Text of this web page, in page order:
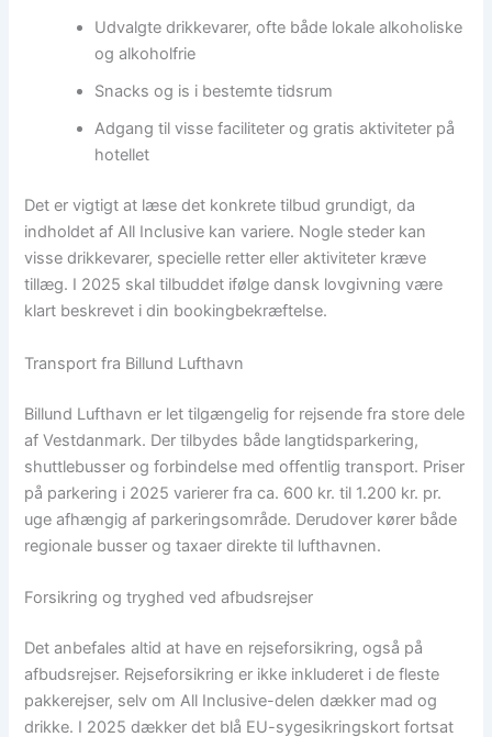
Udvalgte drikkevarer, ofte både lokale alkoholiske
og alkoholfrie
Snacks og is i bestemte tidsrum
Adgang til visse faciliteter og gratis aktiviteter på
hotellet
Det er vigtigt at læse det konkrete tilbud grundigt, da
indholdet af All Inclusive kan variere. Nogle steder kan
visse drikkevarer, specielle retter eller aktiviteter kræve
tillæg. I 2025 skal tilbuddet ifølge dansk lovgivning være
klart beskrevet i din bookingbekræftelse.
Transport fra Billund Lufthavn
Billund Lufthavn er let tilgængelig for rejsende fra store dele
af Vestdanmark. Der tilbydes både langtidsparkering,
shuttlebusser og forbindelse med offentlig transport. Priser
på parkering i 2025 varierer fra ca. 600 kr. til 1.200 kr. pr.
uge afhængig af parkeringsområde. Derudover kører både
regionale busser og taxaer direkte til lufthavnen.
Forsikring og tryghed ved afbudsrejser
Det anbefales altid at have en rejseforsikring, også på
afbudsrejser. Rejseforsikring er ikke inkluderet i de fleste
pakkerejser, selv om All Inclusive-delen dækker mad og
drikke. I 2025 dækker det blå EU-sygesikringskort fortsat